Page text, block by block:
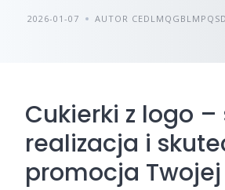
2026-01-07 AUTOR
Cukierki z logo –
realizacja i
promocja